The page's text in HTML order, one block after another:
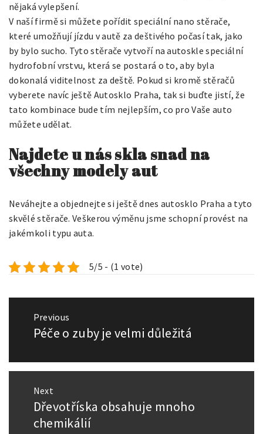
nějaká vylepšení.
V naší firmě si můžete pořídit speciální nano stěrače,
které umožňují jízdu v autě za deštivého počasí tak, jako
by bylo sucho. Tyto stěrače vytvoří na autoskle speciální
hydrofobní vrstvu, která se postará o to, aby byla
dokonalá viditelnost za deště. Pokud si kromě stěračů
vyberete navíc ještě Autosklo Praha, tak si buďte jistí, že
tato kombinace bude tím nejlepším, co pro Vaše auto
můžete udělat.
Najdete u nás skla snad na
všechny modely aut
Neváhejte a objednejte si ještě dnes autosklo Praha a tyto
skvělé stěrače. Veškerou výměnu jsme schopní provést na
jakémkoli typu auta.
5/5 - (1 vote)
Navigace
pro
příspěvek
Previous
Previous
Péče o zuby je velmi důležitá
Next
Next
post:
Dřevotříska obsahuje mnoho
chemikálií